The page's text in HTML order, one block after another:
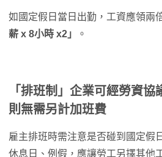
如國定假日當日出勤，工資應領兩
薪 x 8小時 x2」
。
「排班制」企業可經勞資協
則無需另計加班費
雇主排班時需注意是否碰到國定假
休息日、例假，應讓勞工另擇其他